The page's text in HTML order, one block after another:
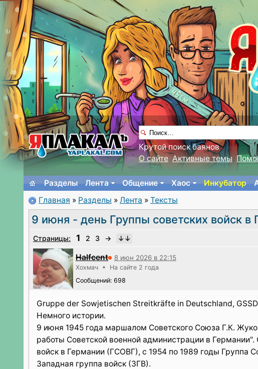
Крутой поиск баянов
О сайте Активные темы
Разделы Лента Общение Хаос Инкубатор
Главная » Разделы » Лента » Тексты
9 июня - день Группы советских войск в
Страницы: 1 2 3 →
Halfcent 8 июн 2026 в 22:15
Хохмач • На сайте 2 года
Сообщений: 698
Gruppe der Sowjetischen Streitkräfte in Deutschland, GSSD
Немного истории.
9 июня 1945 года маршалом Советского Союза Г.К.
работы Советской военной администрации в
войск в Германии (ГСОВГ), с 1954 по 1989 годы Группа
Западная группа войск (ЗГВ).